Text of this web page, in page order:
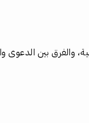
والفرق بين الدعوى